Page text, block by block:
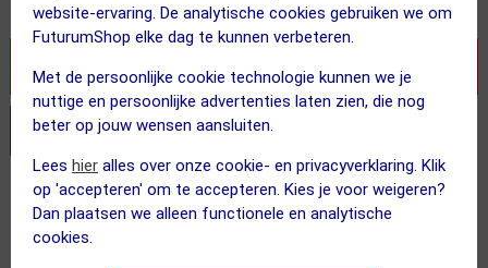
website-ervaring. De analytische cookies gebruiken we om
FuturumShop elke dag te kunnen verbeteren.
Met de persoonlijke cookie technologie kunnen we je
nuttige en persoonlijke advertenties laten zien, die nog
beter op jouw wensen aansluiten.
Lees hier alles over onze cookie- en privacyverklaring. Klik
op 'accepteren' om te accepteren. Kies je voor weigeren?
Dan plaatsen we alleen functionele en analytische
cookies.
Stel je productvragen aan onze AI assistent
Gratis verzending vanaf €49
Vandaag besteld = maandag in huis!